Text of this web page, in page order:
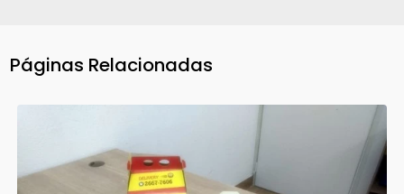
Páginas Relacionadas